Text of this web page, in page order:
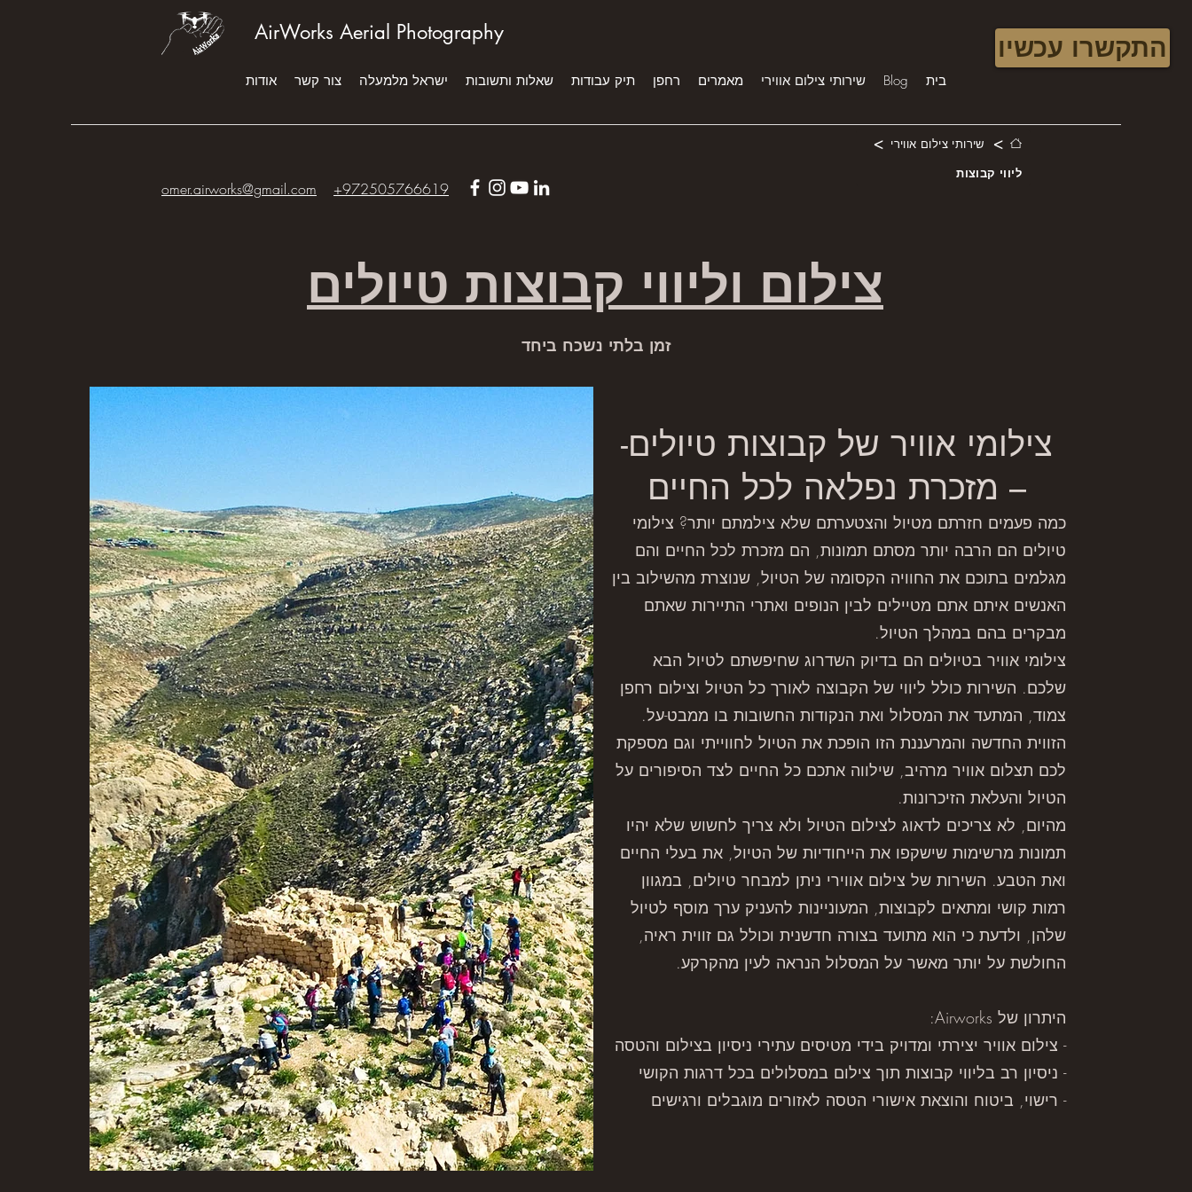
התקשרו עכשיו AirWorks Aerial Photography
בית Blog שירותי צילום אווירי מאמרים רחפן תיק עבודות שאלות ותשובות ישראל מלמעלה צור קשר אודות
omer.airworks@gmail.com +972505766619
> שירותי צילום אווירי >
ליווי קבוצות
צילום וליווי קבוצות טיולים
זמן בלתי נשכח ביחד
-צילומי אוויר של קבוצות טיולים
– מזכרת נפלאה לכל החיים
כמה פעמים חזרתם מטיול והצטערתם שלא צילמתם יותר? צילומי
טיולים הם הרבה יותר מסתם תמונות, הם מזכרת לכל החיים והם
מגלמים בתוכם את החוויה הקסומה של הטיול, שנוצרת מהשילוב בין
האנשים איתם אתם מטיילים לבין הנופים ואתרי התיירות שאתם
מבקרים בהם במהלך הטיול.
צילומי אוויר בטיולים הם בדיוק השדרוג שחיפשתם לטיול הבא
שלכם. השירות כולל ליווי של הקבוצה לאורך כל הטיול וצילום רחפן
צמוד, המתעד את המסלול ואת הנקודות החשובות בו ממבט-על.
הזווית החדשה והמרעננת הזו הופכת את הטיול לחווייתי וגם מספקת
לכם תצלום אוויר מרהיב, שילווה אתכם כל החיים לצד הסיפורים על
הטיול והעלאת הזיכרונות.
מהיום, לא צריכים לדאוג לצילום הטיול ולא צריך לחשוש שלא יהיו
תמונות מרשימות שישקפו את הייחודיות של הטיול, את בעלי החיים
ואת הטבע. השירות של צילום אווירי ניתן למבחר טיולים, במגוון
רמות קושי ומתאים לקבוצות, המעוניינות להעניק ערך מוסף לטיול
שלהן, ולדעת כי הוא מתועד בצורה חדשנית וכולל גם זווית ראיה,
החולשת על יותר מאשר על המסלול הנראה לעין מהקרקע.
היתרון של Airworks:
- צילום אוויר יצירתי ומדויק בידי מטיסים עתירי ניסיון בצילום והטסה
- ניסיון רב בליווי קבוצות תוך צילום במסלולים בכל דרגות הקושי
- רישוי, ביטוח והוצאת אישורי הטסה לאזורים מוגבלים ורגישים